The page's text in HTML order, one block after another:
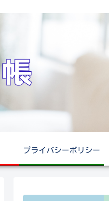
プライバシーポリシー